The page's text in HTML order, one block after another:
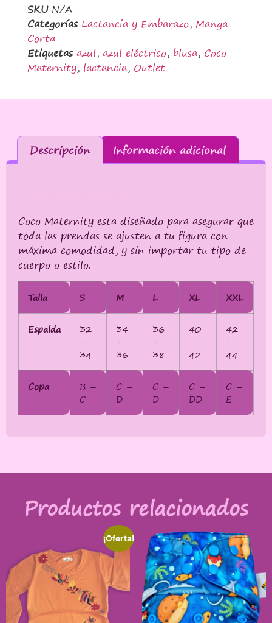
SKU N/A
Categorías Lactancia y Embarazo, Manga
Corta
Etiquetas azul, azul eléctrico, blusa, Coco
Maternity, lactancia, Outlet
Descripción Información adicional
Coco Maternity esta diseñado para asegurar que
toda las prendas se ajusten a tu figura con
máxima comodidad, y sin importar tu tipo de
cuerpo o estilo.
Talla S M L XL XXL
Espalda
32
–
34
34
–
36
36
–
38
40
–
42
42
–
44
Copa
B –
C
C –
D
C –
D
C –
DD
C –
E
Productos relacionados
¡Oferta!